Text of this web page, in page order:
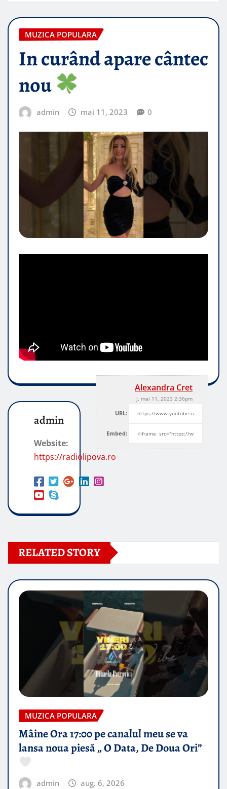
MUZICA POPULARA
In curând apare cântec
nou
admin mai 11, 2023 0
Alexandra Cret
J, mai 11, 2023 2:36pm
URL:
Embed:
admin
Website:
https://radiolipova.ro
RELATED STORY
MUZICA POPULARA
Mâine Ora 17:00 pe canalul meu se va
lansa noua piesă „ O Data, De Doua Ori”
admin aug. 6, 2026